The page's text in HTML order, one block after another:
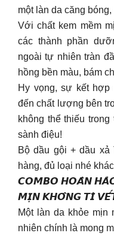
một làn da căng
Với chất kem mềm
các thành phần
ngoài tự nhiên tràn
hồng bền màu, bám
Hy vọng, sự kết
đến chất lượng bên
không thể thiếu
sành điệu!
Bộ dầu gội + dầu xả
hàng, đủ loại nhé
𝘾𝙊𝙈𝘽𝙊 𝙃𝙊𝘼̀𝙉
𝙈𝙄̣𝙉 𝙆𝙃𝙊̂𝙉𝙂 𝙏𝙄̀
Một làn da khỏe mịn
nhiên chính là mong